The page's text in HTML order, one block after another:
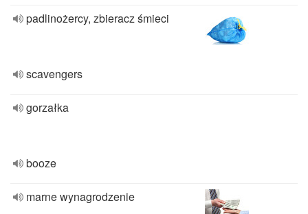
padlinożercy, zbieracz śmieci
scavengers
gorzałka
booze
marne wynagrodzenie